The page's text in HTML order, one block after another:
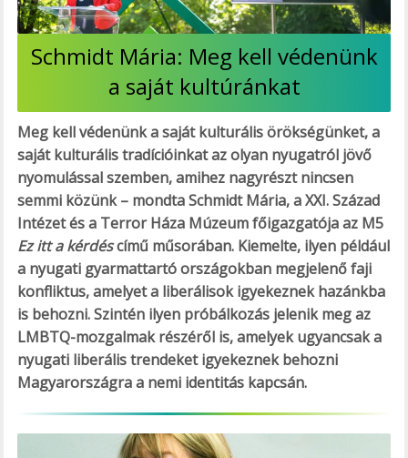
Schmidt Mária: Meg kell védenünk
a saját kultúránkat
Meg kell védenünk a saját kulturális örökségünket, a
saját kulturális tradícióinkat az olyan nyugatról jövő
nyomulással szemben, amihez nagyrészt nincsen
semmi közünk – mondta Schmidt Mária, a XXI. Század
Intézet és a Terror Háza Múzeum főigazgatója az M5
Ez itt a kérdéscímű műsorában. Kiemelte, ilyen például
a nyugati gyarmattartó országokban megjelenő faji
konfliktus, amelyet a liberálisok igyekeznek hazánkba
is behozni. Szintén ilyen próbálkozás jelenik meg az
LMBTQ-mozgalmak részéről is, amelyek ugyancsak a
nyugati liberális trendeket igyekeznek behozni
Magyarországra a nemi identitás kapcsán.